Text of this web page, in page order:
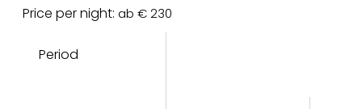
Price per night: ab € 230
Period